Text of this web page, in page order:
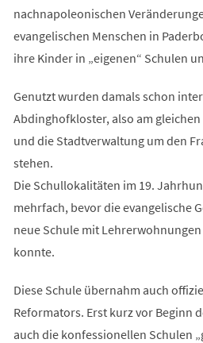
nachnapoleonischen
evangelischen Menschen in
ihre Kinder in „eigenen“ Schulen
Genutzt wurden damals schon
Abdinghofkloster, also am
und die Stadtverwaltung um den
stehen.
Die Schullokalitäten im 19.
mehrfach, bevor die evangelische
neue Schule mit
konnte.
Diese Schule übernahm auch
Reformators. Erst kurz vor Beginn
auch die konfessionellen Schulen